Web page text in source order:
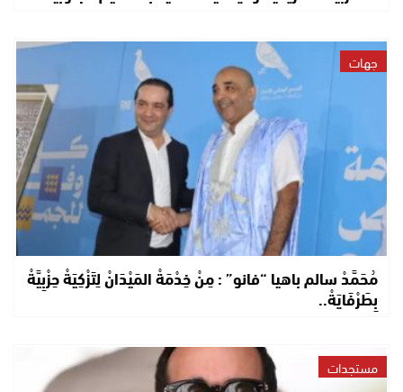
جهات
مُحَمَّدْ سالم باهيا “فانو” : مِنْ خِدْمَةْ المَيْدَانْ لِتَزْكِيَةْ حِزْبِيَّةْ
بِطَرْفَايَةْ..
مستجدات